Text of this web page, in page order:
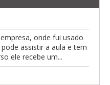
onde fui usado
assistir a aula e tem
ele recebe um...